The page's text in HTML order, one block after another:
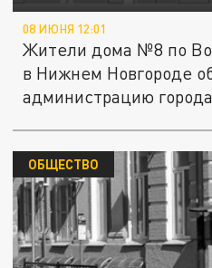
08 ИЮНЯ 12:01
Жители дома №8 по
в Нижнем Новгороде
администрацию
ОБЩЕСТВО